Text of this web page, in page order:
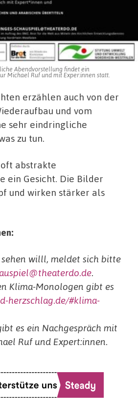
Abendvorstellung findet ein
Michael Ruf und mit Exper:innen statt.
erzählen auch von der
und vom
sehr eindringliche
zu tun.
abstrakte
ein Gesicht. Die Bilder
und wirken stärker als
sehen willl, meldet sich bitte
.
Klima-Monologen gibt es
herzschlag.de/#klima-
es ein Nachgespräch mit
Ruf und Expert:innen.